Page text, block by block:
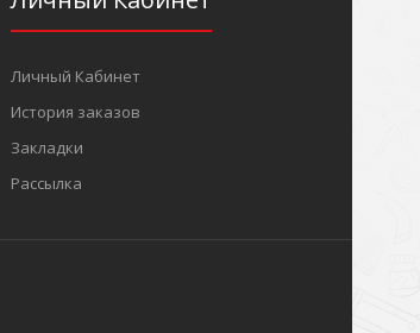
Личный Кабинет
История заказов
Закладки
Рассылка